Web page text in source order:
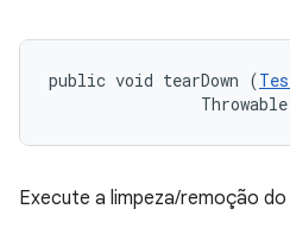
public void tearDown (
Throwable
Execute a limpeza/remoção